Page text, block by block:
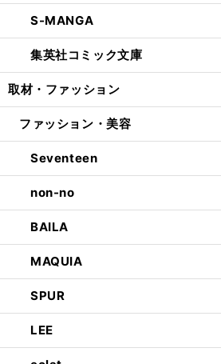
S-MANGA
集英社コミック文庫
取材・ファッション
ファッション・美容
Seventeen
non-no
BAILA
MAQUIA
SPUR
LEE